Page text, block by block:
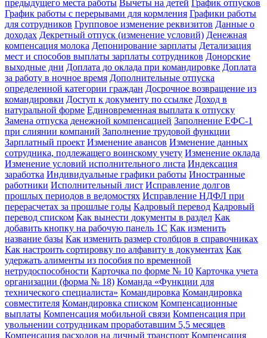
предыдущего места работы Вычеты на детей График отпусков
График работы с перерывами для кормления Графики работы
для сотрудников Групповое изменение реквизитов Данные о
доходах Декретный отпуск (изменение условий) Денежная
компенсация молока Депонирование зарплаты Детализация
мест и способов выплаты зарплаты сотрудников Донорские
выходные дни Доплата до оклада при командировке Доплата
за работу в ночное время Дополнительные отпуска
определенной категории граждан Досрочное возвращение из
командировки Доступ к документу по ссылке Доход в
натуральной форме Единовременная выплата к отпуску
Замена отпуска денежной компенсацией Заполнение ЕФС-1
при слиянии компаний Заполнение трудовой функции
Зарплатный проект Изменение авансов Изменение данных
сотрудника, подлежащего воинскому учету Изменение оклада
Изменение условий исполнительного листа Индексация
заработка Индивидуальные графики работы Иностранные
работники Исполнительный лист Исправление долгов
прошлых периодов в ведомостях Исправление НДФЛ при
перерасчетах за прошлые годы Кадровый перевод Кадровый
перевод списком Как вынести документы в раздел Как
добавить кнопку на рабочую панель 1С Как изменить
название базы Как изменить размер столбцов в справочниках
Как настроить сортировку по алфавиту в документах Как
удержать алименты из пособия по временной
нетрудоспособности Карточка по форме № 10 Карточка учета
организации (форма № 18) Команда «Функции для
технического специалиста» Командировка Командировка
совместителя Командировка списком Компенсационные
выплаты Компенсация мобильной связи Компенсация при
увольнении сотрудникам проработавшим 5,5 месяцев
Компенсация расходов на личный транспорт Компенсация